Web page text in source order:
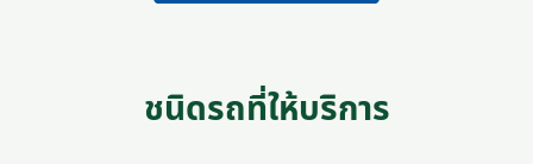
ชนิดรถที่ให้บริการ